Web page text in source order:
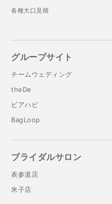
各種大口見積
グループサイト
チームウェディング
theDe
ピアハピ
BagLoop
ブライダルサロン
表参道店
米子店